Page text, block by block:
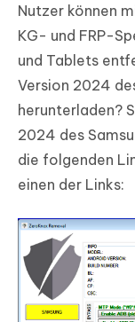
Nutzer können
KG- und FRP-
und Tablets
Version 2024
herunterladen?
2024 des
die folgenden
einen der Links: